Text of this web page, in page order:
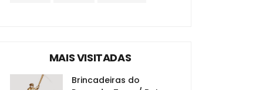
MAIS VISITADAS
Brincadeiras do